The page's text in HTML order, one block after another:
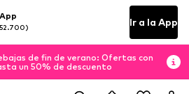
Ir a la App
de fin de verano: Ofertas con
un 50% de descuento